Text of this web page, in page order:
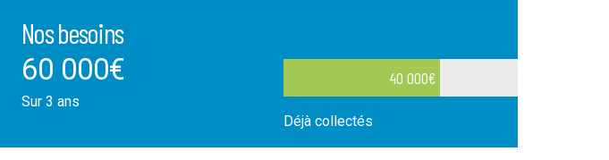
Nos besoins
60 000€
Sur 3 ans
40 000€
Déjà collectés